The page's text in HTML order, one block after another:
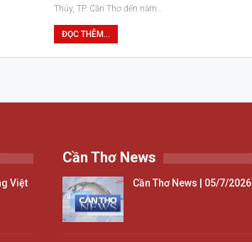
Thủy, TP. Cần Thơ đến năm…
ĐỌC THÊM...
Việt
Cần Thơ News
Cần Thơ News | 05/7/2026